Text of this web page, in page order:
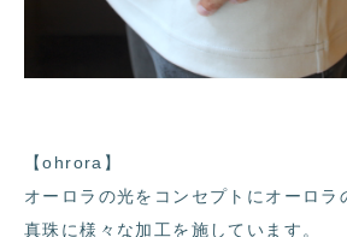
【ohrora】
オーロラの光をコンセプトにオーロラ
真珠に様々な加工を施しています。